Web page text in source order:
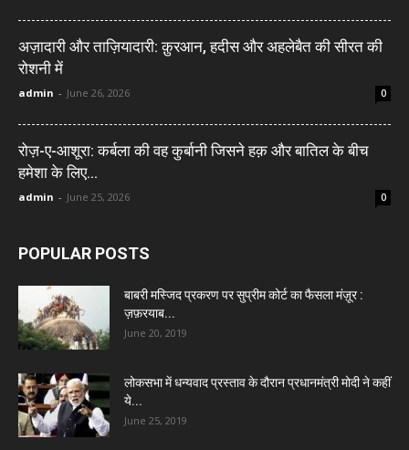
अज़ादारी और ताज़ियादारी: क़ुरआन, हदीस और अहलेबैत की सीरत की
रोशनी में
admin - June 26, 2026 0
रोज़-ए-आशूरा: कर्बला की वह कुर्बानी जिसने हक़ और बातिल के बीच
हमेशा के लिए...
admin - June 25, 2026 0
POPULAR POSTS
बाबरी मस्जिद प्रकरण पर सुप्रीम कोर्ट का फैसला मंज़ूर :
ज़फ़रयाब...
June 20, 2019
लोकसभा में धन्यवाद प्रस्ताव के दौरान प्रधानमंत्री मोदी ने कहीं
ये...
June 25, 2019